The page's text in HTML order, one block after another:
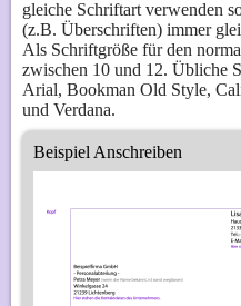
gleiche Schriftart verwenden
(z.B. Überschriften) immer
Als Schriftgröße für den
zwischen 10 und 12. Übliche
Arial, Bookman Old Style,
und Verdana.
Beispiel Anschreiben